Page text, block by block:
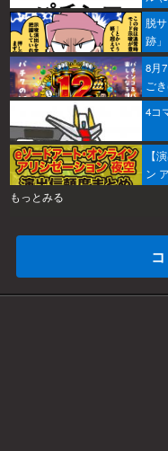
脱
跡」
8月
ご
4コ
【
ン
もっとみる